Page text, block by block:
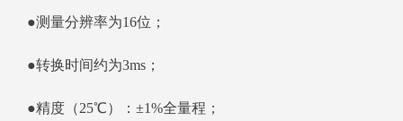
●测量分辨率为16位；
●转换时间约为3ms；
●精度（25℃）：±1%全量程；